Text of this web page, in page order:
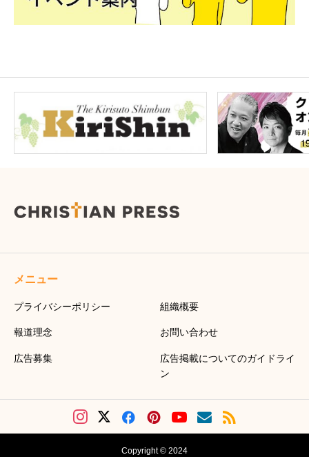
メニュー
プライバシーポリシー 組織概要
報道理念 お問い合わせ
広告募集
広告掲載についてのガイドライ
ン
Copyright © 2024